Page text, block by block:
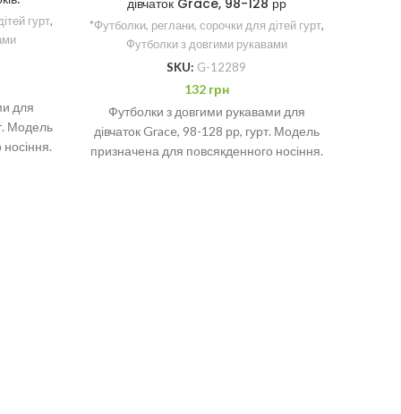
гурт,
для
Модель
дівчаток Grace, 98-128 рр
*Футболки, реглани, сорочки для дітей гурт,
Футболки з довгими рукавами
SKU: G-12289
132 грн
Футболки з довгими рукавами для
дівчаток Grace, 98-128 рр, гурт. Модель
призначена для повсякденного носіння.